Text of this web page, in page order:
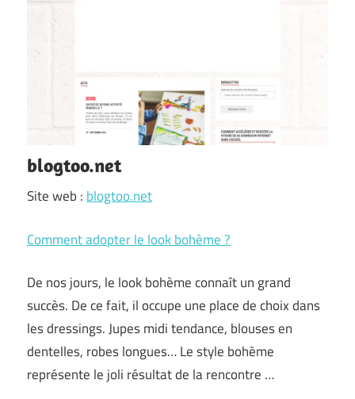
blogtoo.net
Site web : blogtoo.net
Comment adopter le look bohème ?
De nos jours, le look bohème connaît un grand
succès. De ce fait, il occupe une place de choix dans
les dressings. Jupes midi tendance, blouses en
dentelles, robes longues… Le style bohème
représente le joli résultat de la rencontre …